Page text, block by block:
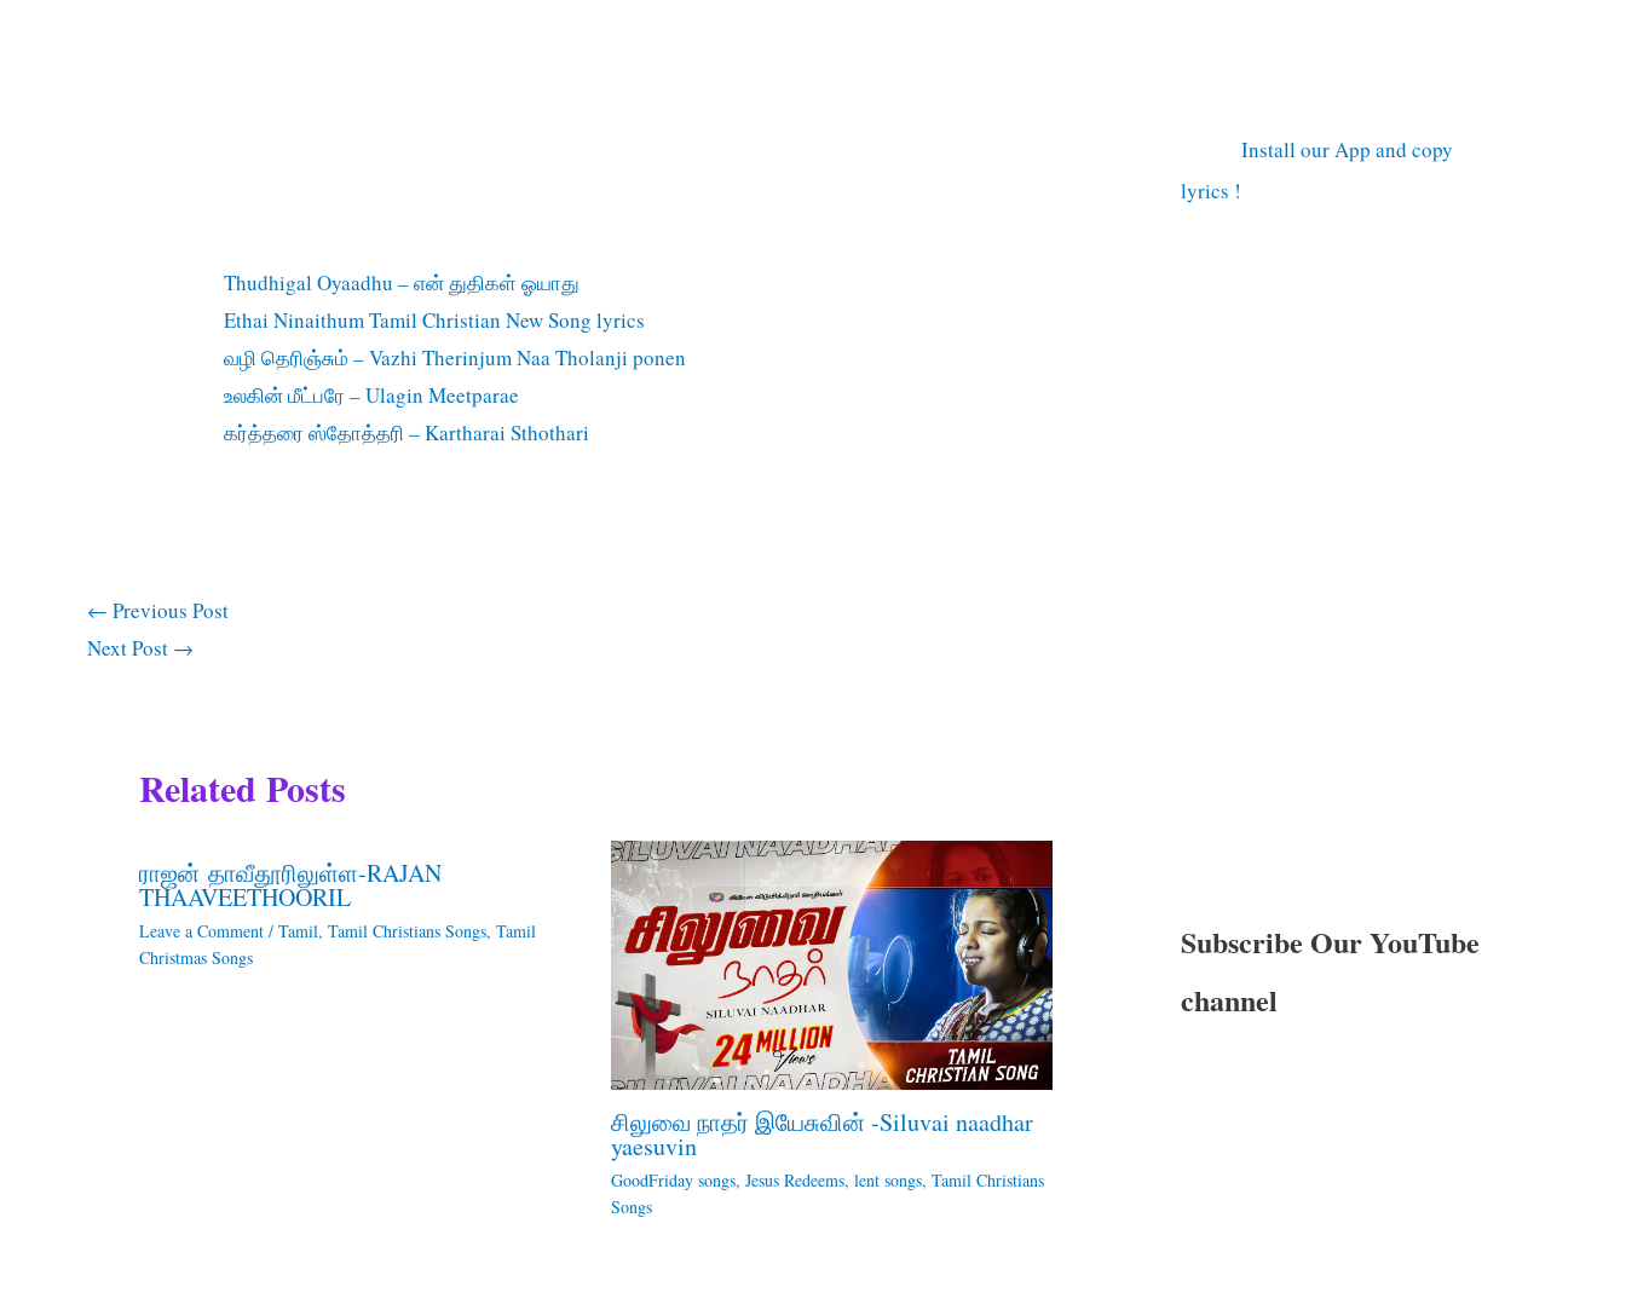
Thudhigal Oyaadhu – என் துதிகள் ஓயாது
Ethai Ninaithum Tamil Christian New Song lyrics
வழி தெரிஞ்சும் – Vazhi Therinjum Naa Tholanji ponen
உலகின் மீட்பரே – Ulagin Meetparae
கர்த்தரை ஸ்தோத்தரி – Kartharai Sthothari
← Previous Post
Next Post →
Related Posts
ராஜன் தாவீதூரிலுள்ள-RAJAN
THAAVEETHOORIL
Leave a Comment / Tamil, Tamil Christians Songs, Tamil
Christmas Songs
சிலுவை நாதர் இயேசுவின் -Siluvai naadhar
yaesuvin
GoodFriday songs, Jesus Redeems, lent songs, Tamil Christians
Songs
Install our App and copy
lyrics !
Subscribe Our YouTube
channel